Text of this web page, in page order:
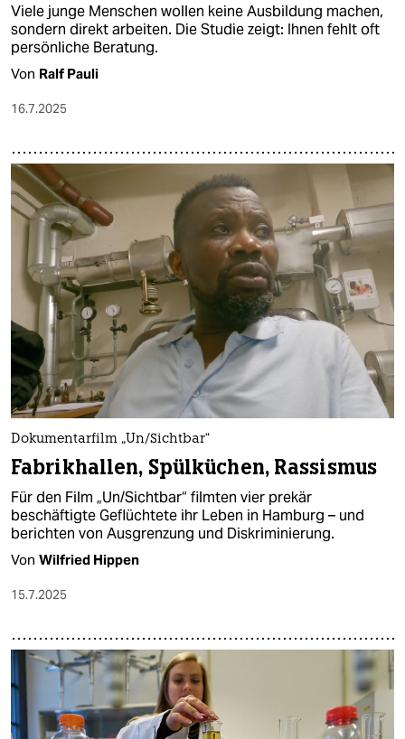
Viele junge Menschen wollen keine Ausbildung machen,
sondern direkt arbeiten. Die Studie zeigt: Ihnen fehlt oft
persönliche Beratung.
Von Ralf Pauli
16.7.2025
Dokumentarfilm „Un/Sichtbar“
Fabrikhallen, Spülküchen, Rassismus
Für den Film „Un/Sichtbar“ filmten vier prekär
beschäftigte Geflüchtete ihr Leben in Hamburg – und
berichten von Ausgrenzung und Diskriminierung.
Von Wilfried Hippen
15.7.2025